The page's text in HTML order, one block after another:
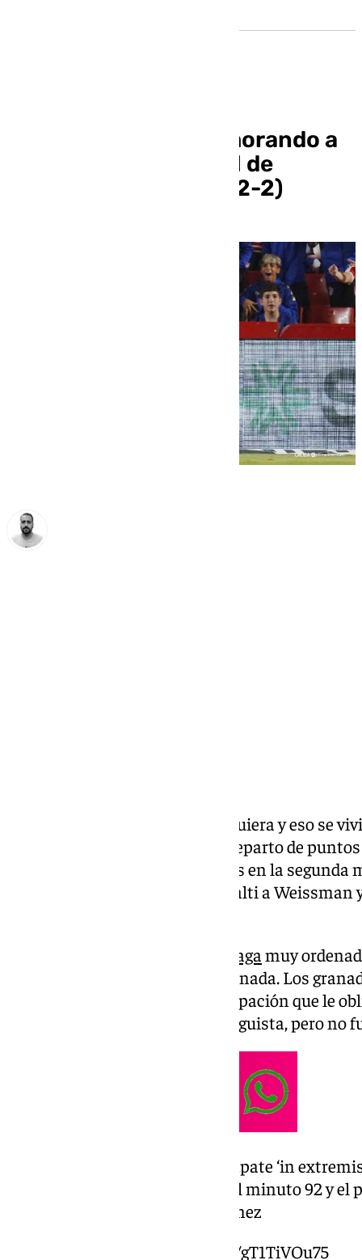
El Málaga sigue enamorando a
los suyos con un final de
película en Granada (2-2)
Un derbi no es un partido cualquiera y eso se
hasta el último minuto. Hubo reparto de
choque que tuvo los cuatro goles en la
Alfonso Herrero detuvo un penalti a
Málagamuy
el planteamiento inicial del Granada. Los
llegaba con un ambiente de crispación que le
pundonor que el conjunto malaguista, pero no
Así celebró el Málaga su empate ‘in
defensa Nelson marcó en el minuto 92 y
penalti en el 98.Pedro Jiménez
https://t.co/gT1TiVOu75